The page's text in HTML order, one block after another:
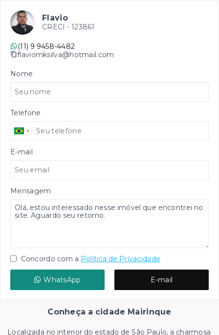
Flavio
CRECI - 123861
(11) 9 9458-4482
flaviomksilva@hotmail.com
Nome
Telefone
E-mail
Mensagem
Concordo com a Política de Privacidade
WhatsApp E-mail
Conheça a cidade Mairinque
Localizada no interior do estado de São Paulo, a charmosa